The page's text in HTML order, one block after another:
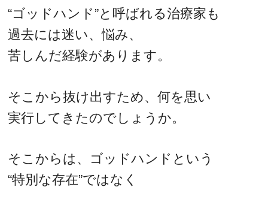
“ゴッドハンド”と呼ばれる治療家も
過去には迷い、悩み、
苦しんだ経験があります。
そこから抜け出すため、何を思い
実行してきたのでしょうか。
そこからは、ゴッドハンドという
“特別な存在”ではなく